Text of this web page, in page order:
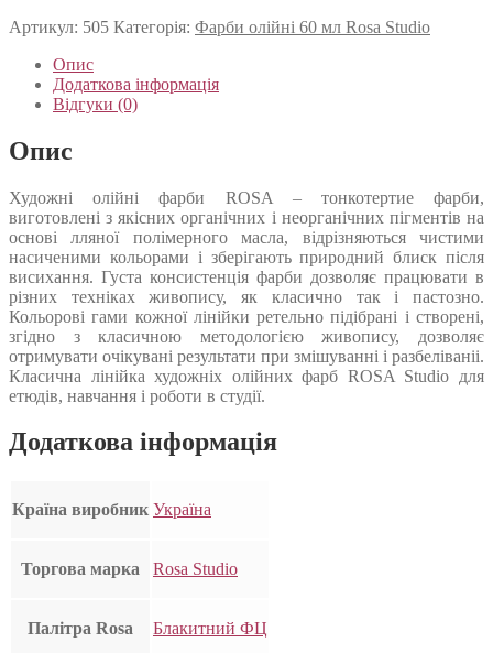
Артикул: 505 Категорія: Фарби олійні 60 мл Rosa Studio
Опис
Додаткова інформація
Відгуки (0)
Опис
Художні олійні фарби ROSA – тонкотертие фарби,
виготовлені з якісних органічних і неорганічних пігментів на
основі лляної полімерного масла, відрізняються чистими
насиченими кольорами і зберігають природний блиск після
висихання. Густа консистенція фарби дозволяє працювати в
різних техніках живопису, як класично так і пастозно.
Кольорові гами кожної лінійки ретельно підібрані і створені,
згідно з класичною методологією живопису, дозволяє
отримувати очікувані результати при змішуванні і разбеліваніі.
Класична лінійка художніх олійних фарб ROSA Studio для
етюдів, навчання і роботи в студії.
Додаткова інформація
Країна виробник Україна
Торгова марка Rosa Studio
Палітра Rosa Блакитний ФЦ